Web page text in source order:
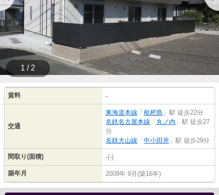
1 / 2
賃料 -
交通
東海道本線 「 枇杷島 」駅 徒歩22分
名鉄名古屋本線 「 丸ノ内 」駅 徒歩27
分
名鉄犬山線 「 中小田井 」駅 徒歩29分
間取り(面積) -(-)
築年月 2009年 9月(築16年)